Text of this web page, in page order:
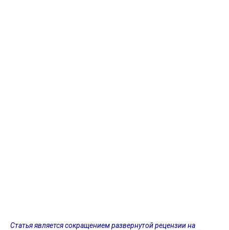
Статья является сокращением развернутой рецензии на